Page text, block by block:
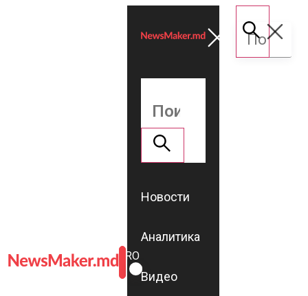
ROMÂNĂ
RU
Новости
Аналитика
Видео